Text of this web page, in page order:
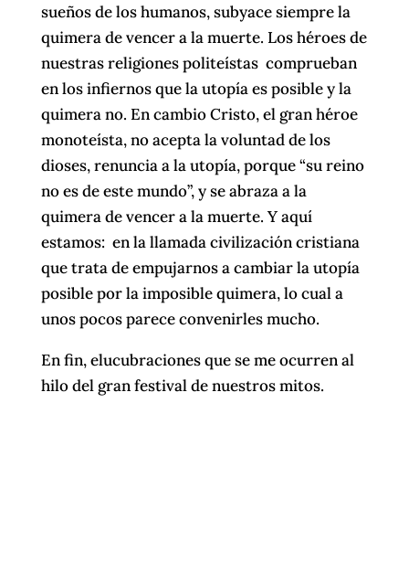
sueños de los humanos, subyace siempre la
quimera de vencer a la muerte. Los héroes de
nuestras religiones politeístas comprueban
en los infiernos que la utopía es posible y la
quimera no. En cambio Cristo, el gran héroe
monoteísta, no acepta la voluntad de los
dioses, renuncia a la utopía, porque “su reino
no es de este mundo”, y se abraza a la
quimera de vencer a la muerte. Y aquí
estamos: en la llamada civilización cristiana
que trata de empujarnos a cambiar la utopía
posible por la imposible quimera, lo cual a
unos pocos parece convenirles mucho.
En fin, elucubraciones que se me ocurren al
hilo del gran festival de nuestros mitos.